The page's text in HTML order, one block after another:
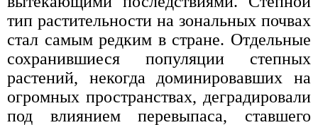
тип растительности на зональных почвах
стал самым редким в стране. Отдельные
сохранившиеся популяции степных
растений, некогда доминировавших на
огромных пространствах, деградировали
под влиянием перевыпаса, ставшего